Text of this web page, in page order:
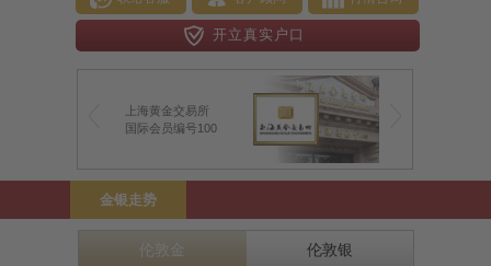
开立真实户口
上海黄金交易所
国际会员编号100
金银走势